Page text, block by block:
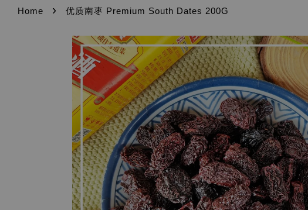
Home › 优质南枣 Premium South Dates 200G